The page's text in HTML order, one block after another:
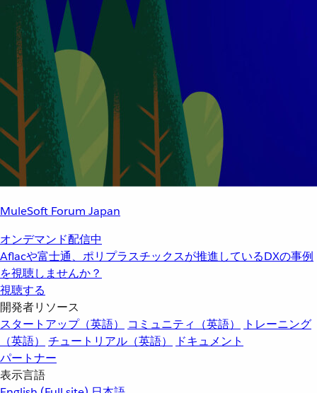
MuleSoft Forum Japan
オンデマンド配信中
Aflacや富士通、ポリプラスチックスが推進しているDXの事例
を視聴しませんか？
視聴する
開発者リソース
スタートアップ（英語）
コミュニティ（英語）
トレーニング
（英語）
チュートリアル（英語）
ドキュメント
パートナー
表示言語